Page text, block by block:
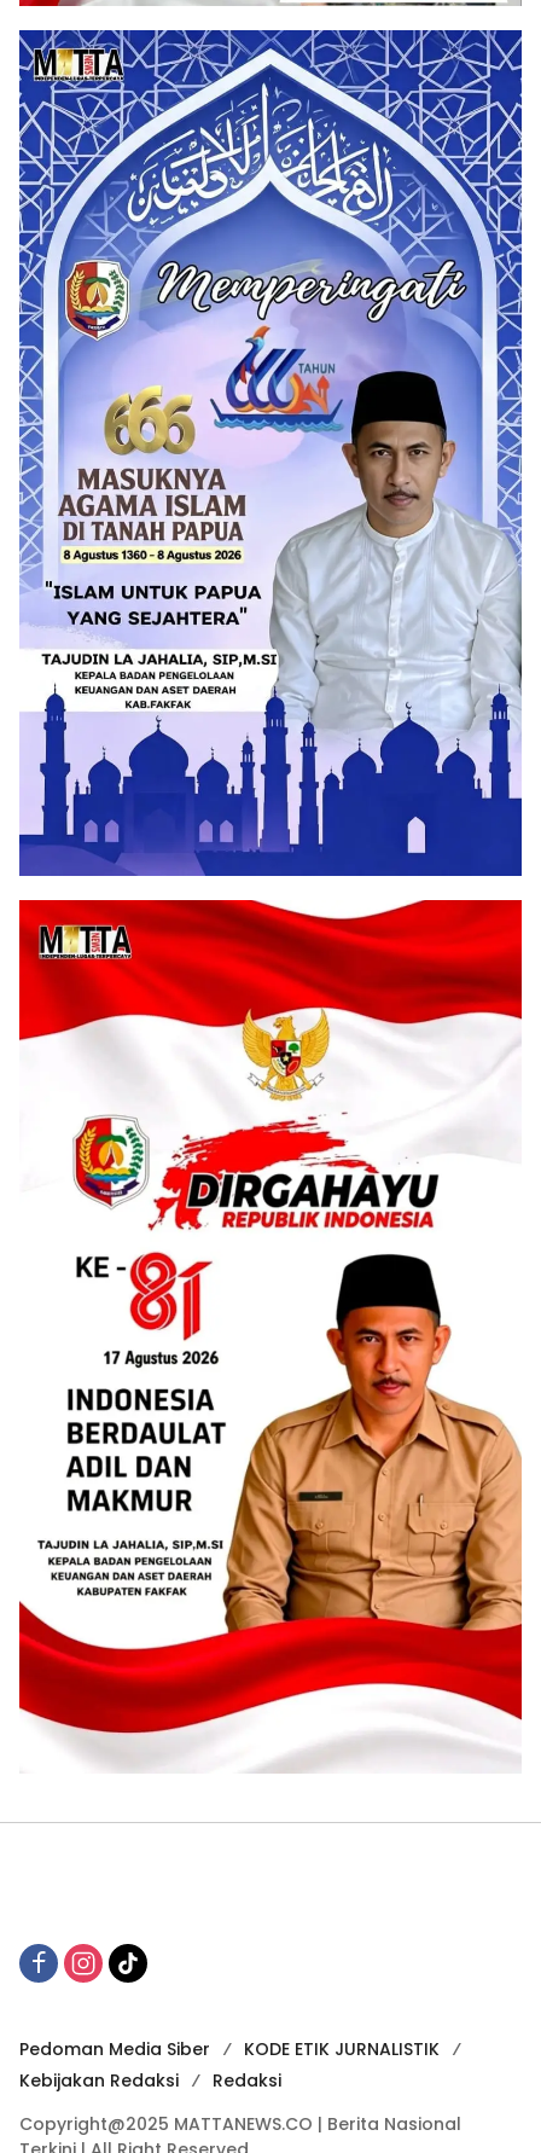
Pedoman Media Siber
KODE ETIK JURNALISTIK
Kebijakan Redaksi
Redaksi
Copyright@2025 MATTANEWS.CO | Berita Nasional